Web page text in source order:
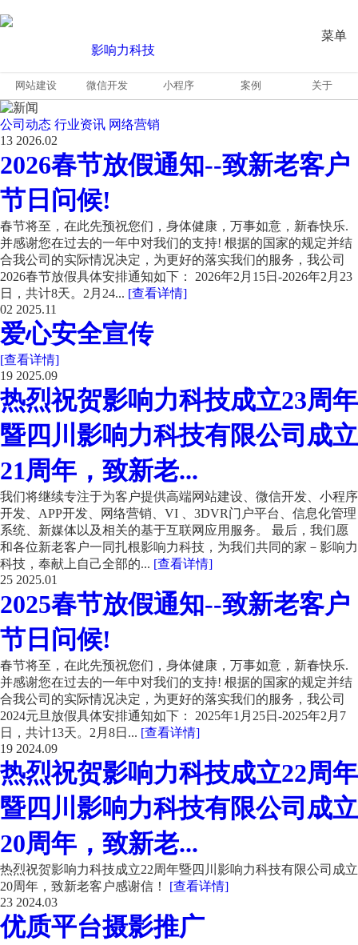
菜单
网站建设 微信开发 小程序 案例 关于
公司动态 行业资讯 网络营销
13 2026.02
2026春节放假通知--致新老客户
节日问候!
春节将至，在此先预祝您们，身体健康，万事如意，新春快乐.
并感谢您在过去的一年中对我们的支持! 根据的国家的规定并结
合我公司的实际情况决定，为更好的落实我们的服务，我公司
2026春节放假具体安排通知如下： 2026年2月15日-2026年2月23
日，共计8天。2月24... [查看详情]
02 2025.11
爱心安全宣传
[查看详情]
19 2025.09
热烈祝贺影响力科技成立23周年
暨四川影响力科技有限公司成立
21周年，致新老...
我们将继续专注于为客户提供高端网站建设、微信开发、小程序
开发、APP开发、网络营销、VI 、3DVR门户平台、信息化管理
系统、新媒体以及相关的基于互联网应用服务。 最后，我们愿
和各位新老客户一同扎根影响力科技，为我们共同的家－影响力
科技，奉献上自己全部的... [查看详情]
25 2025.01
2025春节放假通知--致新老客户
节日问候!
春节将至，在此先预祝您们，身体健康，万事如意，新春快乐.
并感谢您在过去的一年中对我们的支持! 根据的国家的规定并结
合我公司的实际情况决定，为更好的落实我们的服务，我公司
2024元旦放假具体安排通知如下： 2025年1月25日-2025年2月7
日，共计13天。2月8日... [查看详情]
19 2024.09
热烈祝贺影响力科技成立22周年
暨四川影响力科技有限公司成立
20周年，致新老...
热烈祝贺影响力科技成立22周年暨四川影响力科技有限公司成立
20周年，致新老客户感谢信！ [查看详情]
23 2024.03
优质平台摄影推广